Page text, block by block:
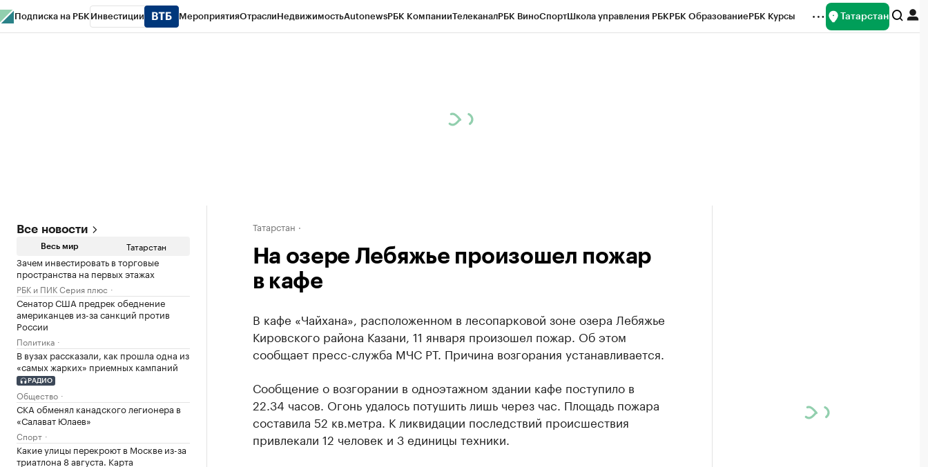
Подписка на РБК Инвестиции МероприятияОтраслиНедвижимостьAutonewsРБК КомпанииТелеканалРБК ВиноСпортШкола управления РБКРБК ОбразованиеРБК Курсы Татарстан
Все новости
Весь мир Татарстан
Зачем инвестировать в торговые
пространства на первых этажах
РБК и ПИК Серия плюс
Сенатор США предрек обеднение
американцев из-за санкций против
России
Политика
В вузах рассказали, как прошла одна из
«самых жарких» приемных кампаний
РАДИО
Общество
СКА обменял канадского легионера в
«Салават Юлаев»
Спорт
Какие улицы перекроют в Москве из-за
триатлона 8 августа. Карта
Татарстан
На озере Лебяжье произошел пожар
в кафе
В кафе «Чайхана», расположенном в лесопарковой зоне озера Лебяжье
Кировского района Казани, 11 января произошел пожар. Об этом
сообщает пресс-служба МЧС РТ. Причина возгорания устанавливается.
Сообщение о возгорании в одноэтажном здании кафе поступило в
22.34 часов. Огонь удалось потушить лишь через час. Площадь пожара
составила 52 кв.метра. К ликвидации последствий происшествия
привлекали 12 человек и 3 единицы техники.